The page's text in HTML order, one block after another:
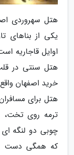
هتل سهروردی
یکی از بناهای
هتل سنتی در
خرید اصفهان
هتل برای
ترمه روی
چوبی دو لنگه
که همگی دست